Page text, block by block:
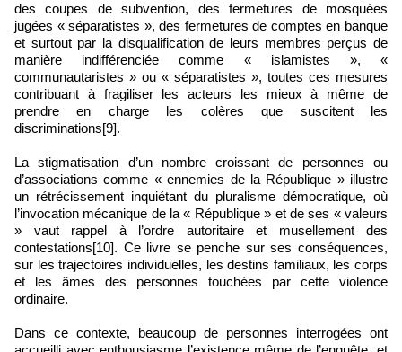
des coupes de subvention, des fermetures de mosquées
jugées « séparatistes », des fermetures de comptes en banque
et surtout par la disqualification de leurs membres perçus de
manière indifférenciée comme « islamistes », «
communautaristes » ou « séparatistes », toutes ces mesures
contribuant à fragiliser les acteurs les mieux à même de
prendre en charge les colères que suscitent les
discriminations[9].
La stigmatisation d’un nombre croissant de personnes ou
d’associations comme « ennemies de la République » illustre
un rétrécissement inquiétant du pluralisme démocratique, où
l’invocation mécanique de la « République » et de ses « valeurs
» vaut rappel à l’ordre autoritaire et musellement des
contestations[10]. Ce livre se penche sur ses conséquences,
sur les trajectoires individuelles, les destins familiaux, les corps
et les âmes des personnes touchées par cette violence
ordinaire.
Dans ce contexte, beaucoup de personnes interrogées ont